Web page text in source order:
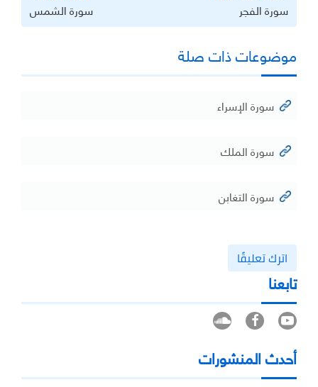
سورة الفجر
سورة الشمس
موضوعات ذات صلة
سورة الإسراء
سورة الملك
سورة التغابن
اترك تعليقًا
تابعنا
أحدث المنشورات